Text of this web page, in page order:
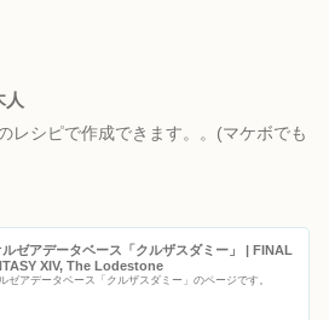
人
レシピで作成できます。 。(マケボでも
ルゼアデータベース「クルザスダミー」 | FINAL
XIV, The Lodestone
ゼアデータベース「クルザスダミー」のページです。